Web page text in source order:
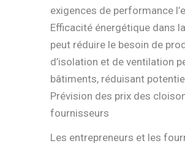
exigences de performance
Efficacité énergétique dans
peut réduire le besoin de
d’isolation et de ventilation
bâtiments, réduisant
Prévision des prix des
fournisseurs
Les entrepreneurs et les